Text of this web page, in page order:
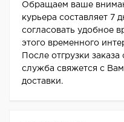
Обращаем ваше
курьера составляет 7
согласовать удобное
этого временного
После отгрузки
служба свяжется с
доставки.